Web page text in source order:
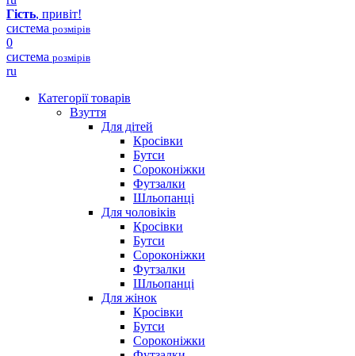
Гість, привіт!
система розмірів
0
система розмірів
ru
Категорії товарів
Взуття
Для дітей
Кросівки
Бутси
Сороконіжки
Футзалки
Шльопанці
Для чоловіків
Кросівки
Бутси
Сороконіжки
Футзалки
Шльопанці
Для жінок
Кросівки
Бутси
Сороконіжки